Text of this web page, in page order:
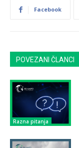
Facebook
POVEZANI ČLANCI
Razna pitanja